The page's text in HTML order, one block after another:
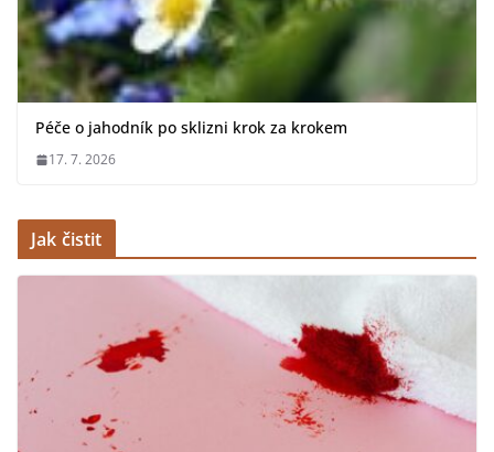
Péče o jahodník po sklizni krok za krokem
17. 7. 2026
Jak čistit